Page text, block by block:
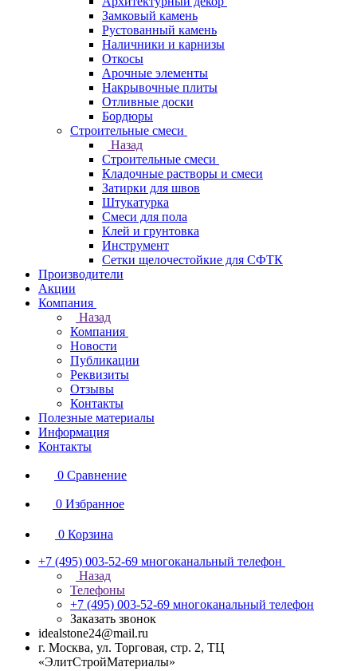
Замковый камень
Рустованный камень
Наличники и карнизы
Откосы
Арочные элементы
Накрывочные плиты
Отливные доски
Бордюры
Строительные смеси
Назад
Строительные смеси
Кладочные растворы и смеси
Затирки для швов
Штукатурка
Смеси для пола
Клей и грунтовка
Инструмент
Сетки щелочестойкие для СФТК
Производители
Акции
Компания
Назад
Компания
Новости
Публикации
Реквизиты
Отзывы
Контакты
Полезные материалы
Информация
Контакты
0 Сравнение
0 Избранное
0 Корзина
+7 (495) 003-52-69 многоканальный телефон
Назад
Телефоны
+7 (495) 003-52-69 многоканальный телефон
Заказать звонок
idealstone24@mail.ru
г. Москва, ул. Торговая, стр. 2, ТЦ
«ЭлитСтройМатериалы»